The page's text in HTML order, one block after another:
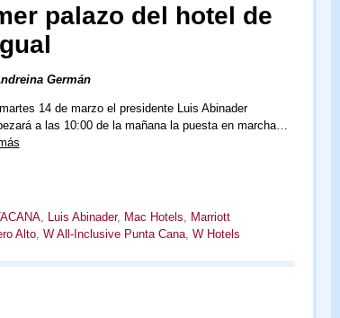
palazo del hotel de
Germán
14 de marzo el presidente Luis Abinader
a las 10:00 de la mañana la puesta en marcha…
, Luis Abinader, Mac Hotels, Marriott
Alto, W All-Inclusive Punta Cana, W Hotels